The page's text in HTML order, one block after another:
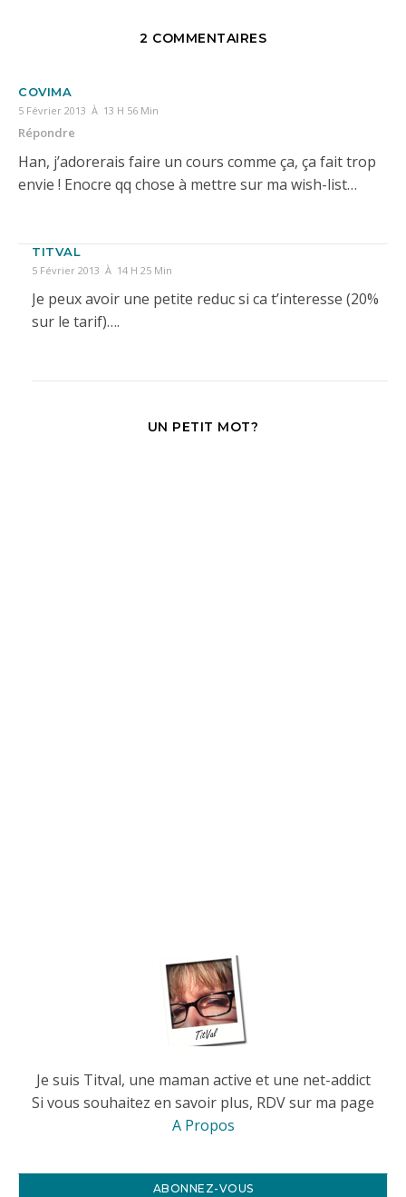
2 COMMENTAIRES
COVIMA
5 Février 2013 À 13 H 56 Min
Répondre
Han, j’adorerais faire un cours comme ça, ça fait trop
envie ! Enocre qq chose à mettre sur ma wish-list…
TITVAL
5 Février 2013 À 14 H 25 Min
Je peux avoir une petite reduc si ca t’interesse (20%
sur le tarif)….
UN PETIT MOT?
Je suis Titval, une maman active et une net-addict
Si vous souhaitez en savoir plus, RDV sur ma page
A Propos
ABONNEZ-VOUS